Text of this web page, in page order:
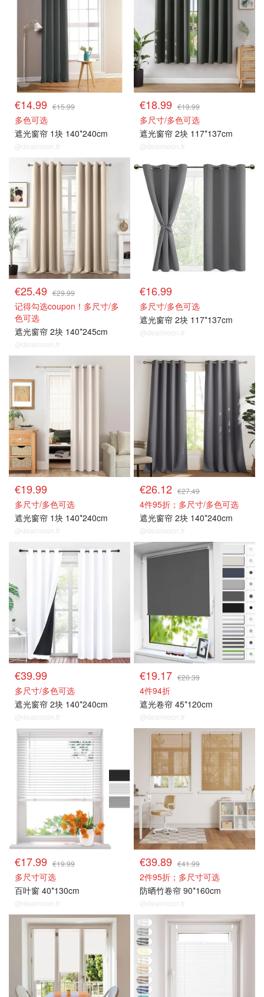
€14.99 €15.99
多色可选
遮光窗帘 1块 140*240cm
@dealmoon.fr
€18.99 €19.99
多尺寸/多色可选
遮光窗帘 2块 117*137cm
@dealmoon.fr
遮光窗帘
€25.49 €29.99
记得勾选coupon！多尺寸/多
色可选
遮光窗帘 2块 140*245cm
@dealmoon.fr
遮光窗帘
€16.99
多尺寸/多色可选
遮光窗帘 2块 117*137cm
@dealmoon.fr
遮光窗帘
€19.99
多尺寸/多色可选
遮光窗帘 1块 140*240cm
@dealmoon.fr
遮光窗帘
€26.12 €27.49
4件95折；多尺寸/多色可选
遮光窗帘 2块 140*240cm
@dealmoon.fr
遮光窗帘
€39.99
多尺寸/多色可选
遮光窗帘 2块 140*240cm
@dealmoon.fr
百叶窗/卷帘窗
€19.17 €20.39
4件94折
遮光卷帘 45*120cm
@dealmoon.fr
百叶窗/卷帘窗
€17.99 €19.99
多尺寸可选
百叶窗 40*130cm
@dealmoon.fr
百叶窗/卷帘窗
€39.89 €41.99
2件95折；多尺寸可选
防晒竹卷帘 90*160cm
@dealmoon.fr
百叶窗/卷帘窗 百叶窗/卷帘窗